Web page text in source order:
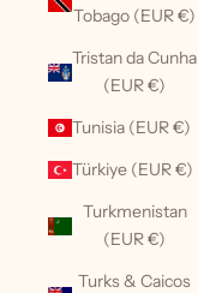
Tobago (EUR €)
Tristan da Cunha
(EUR €)
Tunisia (EUR €)
Türkiye (EUR €)
Turkmenistan
(EUR €)
Turks & Caicos